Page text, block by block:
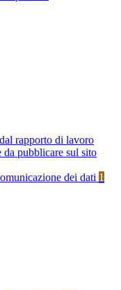
rapporto di lavoro
da pubblicare sul sito
dei dati 1